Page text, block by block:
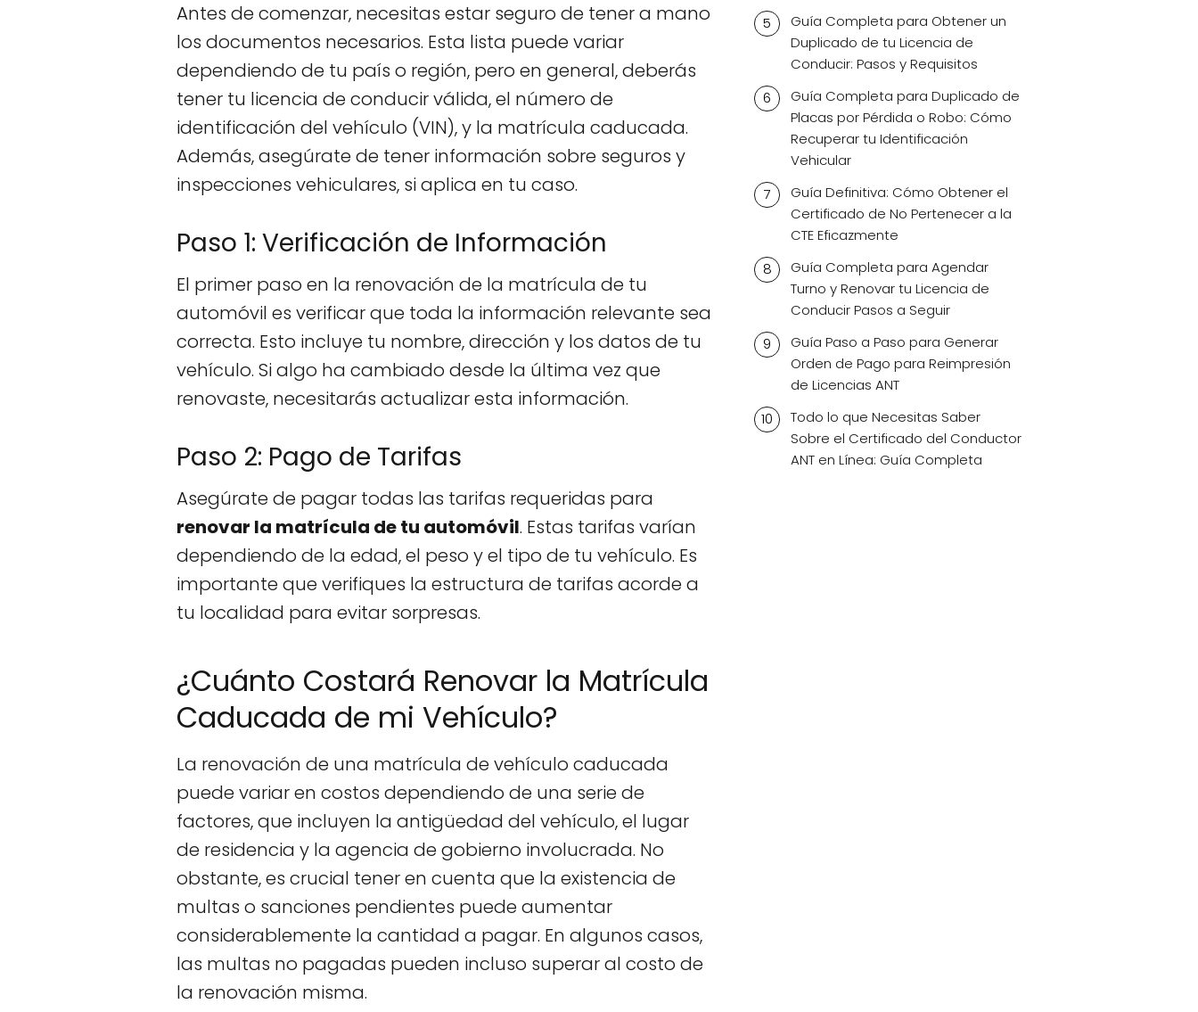
Antes de comenzar, necesitas estar seguro de tener a mano
los documentos necesarios. Esta lista puede variar
dependiendo de tu país o región, pero en general, deberás
tener tu licencia de conducir válida, el número de
identificación del vehículo (VIN), y la matrícula caducada.
Además, asegúrate de tener información sobre seguros y
inspecciones vehiculares, si aplica en tu caso.
Paso 1: Verificación de Información
El primer paso en la renovación de la matrícula de tu
automóvil es verificar que toda la información relevante sea
correcta. Esto incluye tu nombre, dirección y los datos de tu
vehículo. Si algo ha cambiado desde la última vez que
renovaste, necesitarás actualizar esta información.
Paso 2: Pago de Tarifas
Asegúrate de pagar todas las tarifas requeridas para
renovar la matrícula de tu automóvil. Estas tarifas varían
dependiendo de la edad, el peso y el tipo de tu vehículo. Es
importante que verifiques la estructura de tarifas acorde a
tu localidad para evitar sorpresas.
¿Cuánto Costará Renovar la Matrícula
Caducada de mi Vehículo?
La renovación de una matrícula de vehículo caducada
puede variar en costos dependiendo de una serie de
factores, que incluyen la antigüedad del vehículo, el lugar
de residencia y la agencia de gobierno involucrada. No
obstante, es crucial tener en cuenta que la existencia de
multas o sanciones pendientes puede aumentar
considerablemente la cantidad a pagar. En algunos casos,
las multas no pagadas pueden incluso superar al costo de
la renovación misma.
Guía Completa para Obtener un
Duplicado de tu Licencia de
Conducir: Pasos y Requisitos
Guía Completa para Duplicado de
Placas por Pérdida o Robo: Cómo
Recuperar tu Identificación
Vehicular
Guía Definitiva: Cómo Obtener el
Certificado de No Pertenecer a la
CTE Eficazmente
Guía Completa para Agendar
Turno y Renovar tu Licencia de
Conducir Pasos a Seguir
Guía Paso a Paso para Generar
Orden de Pago para Reimpresión
de Licencias ANT
Todo lo que Necesitas Saber
Sobre el Certificado del Conductor
ANT en Línea: Guía Completa